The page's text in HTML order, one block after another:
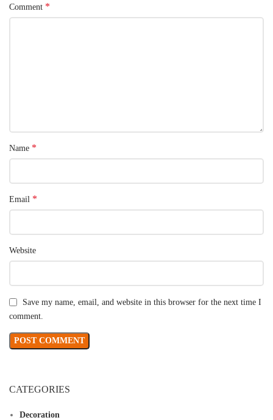
Comment *
Name *
Email *
Website
Save my name, email, and website in this browser for the next time I
comment.
CATEGORIES
Decoration